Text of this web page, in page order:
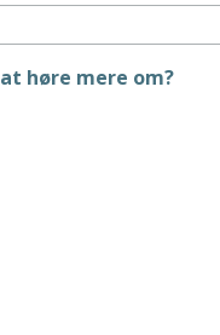
høre mere om?